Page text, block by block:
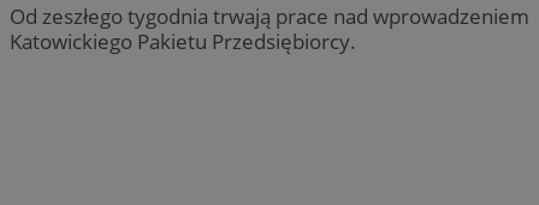
Od zeszłego tygodnia trwają prace nad wprowadzeniem
Katowickiego Pakietu Przedsiębiorcy.